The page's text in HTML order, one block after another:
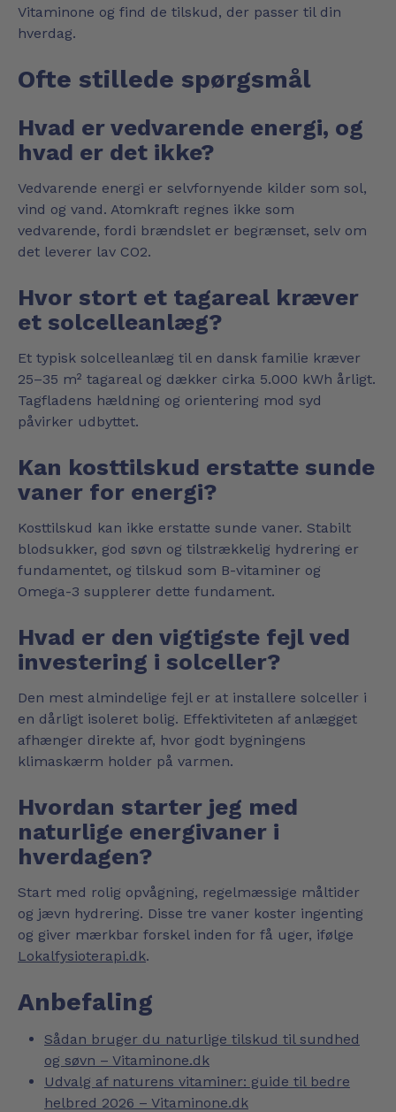
Vitaminone og find de tilskud, der passer til din
hverdag.
Ofte stillede spørgsmål
Hvad er vedvarende energi, og
hvad er det ikke?
Vedvarende energi er selvfornyende kilder som sol,
vind og vand. Atomkraft regnes ikke som
vedvarende, fordi brændslet er begrænset, selv om
det leverer lav CO2.
Hvor stort et tagareal kræver
et solcelleanlæg?
Et typisk solcelleanlæg til en dansk familie kræver
25–35 m² tagareal og dækker cirka 5.000 kWh årligt.
Tagfladens hældning og orientering mod syd
påvirker udbyttet.
Kan kosttilskud erstatte sunde
vaner for energi?
Kosttilskud kan ikke erstatte sunde vaner. Stabilt
blodsukker, god søvn og tilstrækkelig hydrering er
fundamentet, og tilskud som B-vitaminer og
Omega-3 supplerer dette fundament.
Hvad er den vigtigste fejl ved
investering i solceller?
Den mest almindelige fejl er at installere solceller i
en dårligt isoleret bolig. Effektiviteten af anlægget
afhænger direkte af, hvor godt bygningens
klimaskærm holder på varmen.
Hvordan starter jeg med
naturlige energivaner i
hverdagen?
Start med rolig opvågning, regelmæssige måltider
og jævn hydrering. Disse tre vaner koster ingenting
og giver mærkbar forskel inden for få uger, ifølge
Lokalfysioterapi.dk.
Anbefaling
Sådan bruger du naturlige tilskud til sundhed
og søvn – Vitaminone.dk
Udvalg af naturens vitaminer: guide til bedre
helbred 2026 – Vitaminone.dk